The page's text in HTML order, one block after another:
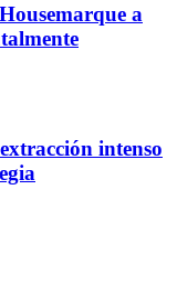
a
intenso